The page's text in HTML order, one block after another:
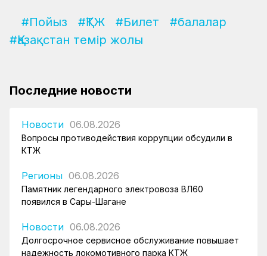
#Пойыз #ҚТЖ #Билет
#балалар
#Қазақстан темір жолы
Последние новости
Новости 06.08.2026
Вопросы противодействия коррупции обсудили в
КТЖ
Регионы 06.08.2026
Памятник легендарного электровоза ВЛ60
появился в Сары-Шагане
Новости 06.08.2026
Долгосрочное сервисное обслуживание повышает
надежность локомотивного парка КТЖ